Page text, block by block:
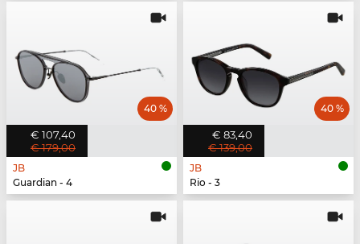
€ 107,40
€ 179,00
40 %
JB
Guardian - 4
€ 83,40
€ 139,00
40 %
JB
Rio - 3